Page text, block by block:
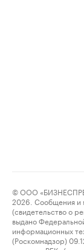
© ООО
2026. Сообщения и
(свидетельство о
выдано
информационных
(Роскомнадзор)